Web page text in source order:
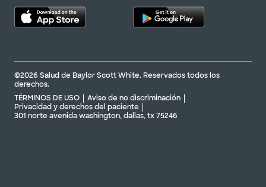
©2026 Salud de Baylor Scott White. Reservados todos los
derechos.
TÉRMINOS DE USO
Aviso de no discriminación
Privacidad y derechos del paciente
301 norte avenida washington, dallas, tx 75246